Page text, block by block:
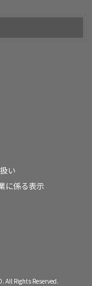
い
に係る表示
All Rights Reserved.